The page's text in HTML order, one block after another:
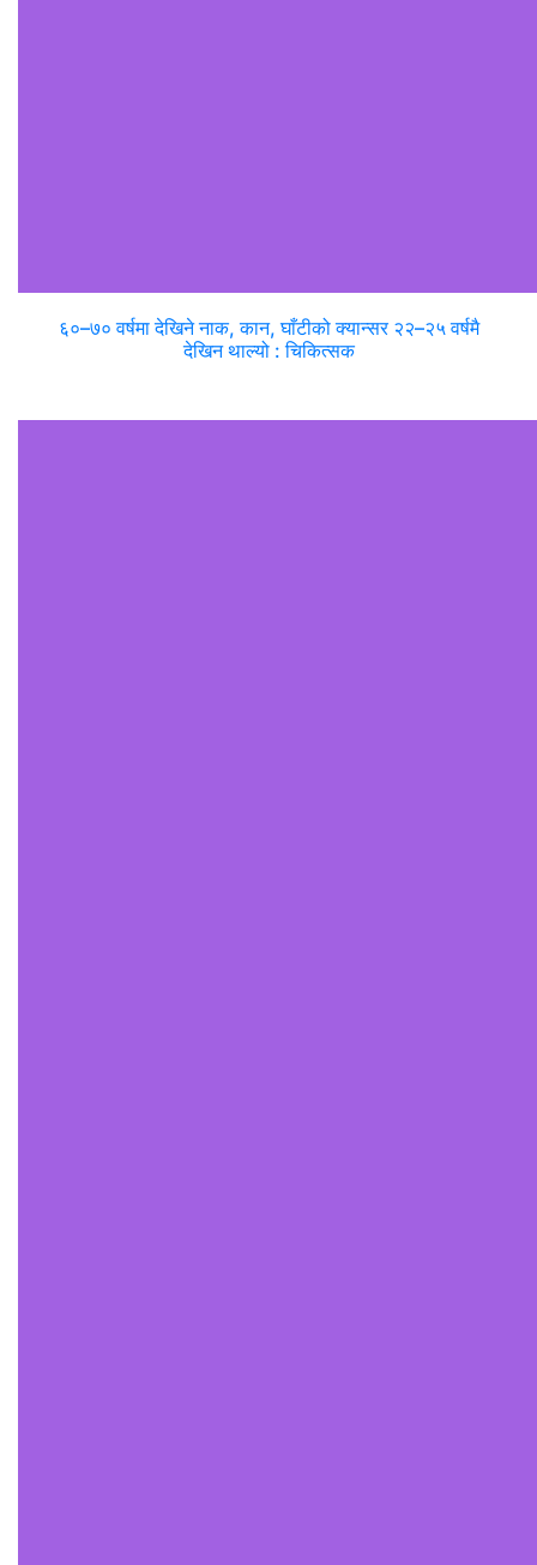
६०–७० वर्षमा देखिने नाक, कान, घाँटीको क्यान्सर २२–२५ वर्षमै
देखिन थाल्यो : चिकित्सक